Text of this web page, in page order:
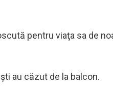
pentru viaţa sa de
au căzut de la balcon.